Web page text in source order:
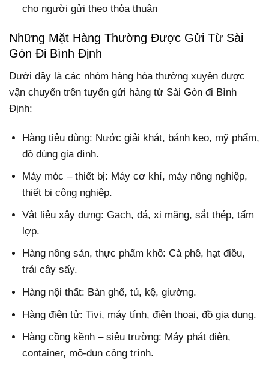
cho người gửi theo thỏa thuận
Những Mặt Hàng Thường Được Gửi Từ Sài
Gòn Đi Bình Định
Dưới đây là các nhóm hàng hóa thường xuyên được
vận chuyển trên tuyến gửi hàng từ Sài Gòn đi Bình
Định:
Hàng tiêu dùng: Nước giải khát, bánh kẹo, mỹ phẩm,
đồ dùng gia đình.
Máy móc – thiết bị: Máy cơ khí, máy nông nghiệp,
thiết bị công nghiệp.
Vật liệu xây dựng: Gạch, đá, xi măng, sắt thép, tấm
lợp.
Hàng nông sản, thực phẩm khô: Cà phê, hạt điều,
trái cây sấy.
Hàng nội thất: Bàn ghế, tủ, kệ, giường.
Hàng điện tử: Tivi, máy tính, điện thoại, đồ gia dụng.
Hàng cồng kềnh – siêu trường: Máy phát điện,
container, mô-đun công trình.